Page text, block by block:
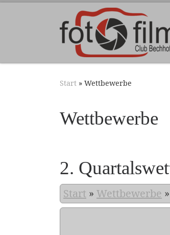
Zum Inhalt springen
Start » Wettbewerbe
Wettbewerbe
2.
Start » Wettbewerbe »